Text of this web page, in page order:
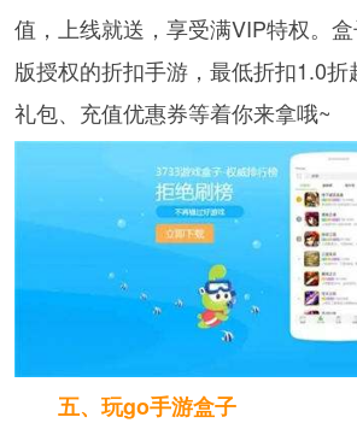
值，上线就送，享受满VIP特权。
版授权的折扣手游，最低折扣1.0
礼包、充值优惠券等着你来拿哦~
五、玩go手游盒子